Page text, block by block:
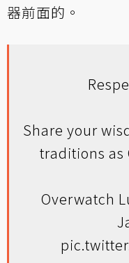
器前面的。
Share your
traditions as
Overwatch